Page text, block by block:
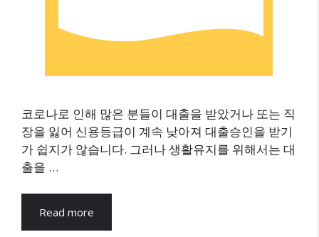
코로나로 인해 많은 분들이 대출을 받았거나 또는 직
장을 잃어 신용등급이 계속 낮아져 대출승인을 받기
가 쉽지가 않습니다. 그러나 생활유지를 위해서는 대
출을 …
Read more